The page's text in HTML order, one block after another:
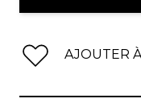
AJOUTER